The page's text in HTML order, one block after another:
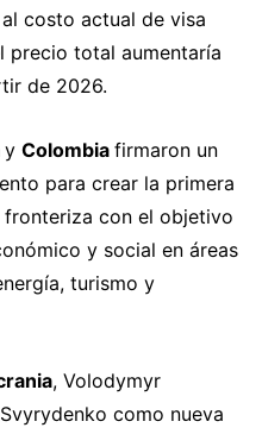
costo actual de visa
precio total aumentaría
de 2026.
y Colombia firmaron un
para crear la primera
con el objetivo
y social en áreas
turismo y
, Volodymyr
como nueva